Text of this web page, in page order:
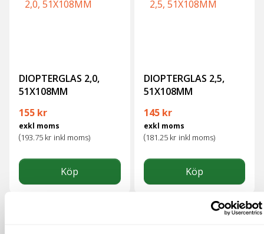
DIOPTERGLAS 2,0,
51X108MM
155 kr
exkl moms
(193.75 kr inkl moms)
Köp
DIOPTERGLAS 2,5,
51X108MM
145 kr
exkl moms
(181.25 kr inkl moms)
Köp